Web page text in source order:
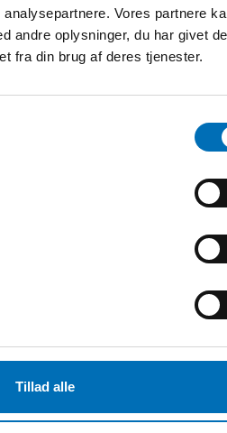
Vores partnere
andre oplysninger, du har givet
fra din brug af deres tjenester.
Tillad alle